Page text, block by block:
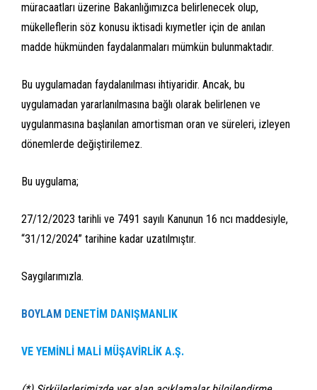
müracaatları üzerine Bakanlığımızca belirlenecek olup,
mükelleflerin söz konusu iktisadi kıymetler için de anılan
madde hükmünden faydalanmaları mümkün bulunmaktadır.
Bu uygulamadan faydalanılması ihtiyaridir. Ancak, bu
uygulamadan yararlanılmasına bağlı olarak belirlenen ve
uygulanmasına başlanılan amortisman oran ve süreleri, izleyen
dönemlerde değiştirilemez.
Bu uygulama;
27/12/2023 tarihli ve 7491 sayılı Kanunun 16 ncı maddesiyle,
“31/12/2024” tarihine kadar uzatılmıştır.
Saygılarımızla.
BOYLAM DENETİM DANIŞMANLIK
VE YEMİNLİ MALİ MÜŞAVİRLİK A.Ş.